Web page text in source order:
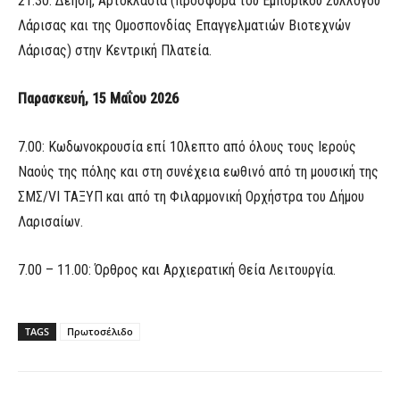
Λάρισας και της Ομοσπονδίας Επαγγελματιών Βιοτεχνών
Λάρισας) στην Κεντρική Πλατεία.
Παρασκευή, 15 Μαΐου 2026
7.00: Κωδωνοκρουσία επί 10λεπτο από όλους τους Ιερούς
Ναούς της πόλης και στη συνέχεια εωθινό από τη μουσική της
ΣΜΣ/VI ΤΑΞΥΠ και από τη Φιλαρμονική Ορχήστρα του Δήμου
Λαρισαίων.
7.00 – 11.00: Όρθρος και Αρχιερατική Θεία Λειτουργία.
TAGS Πρωτοσέλιδο